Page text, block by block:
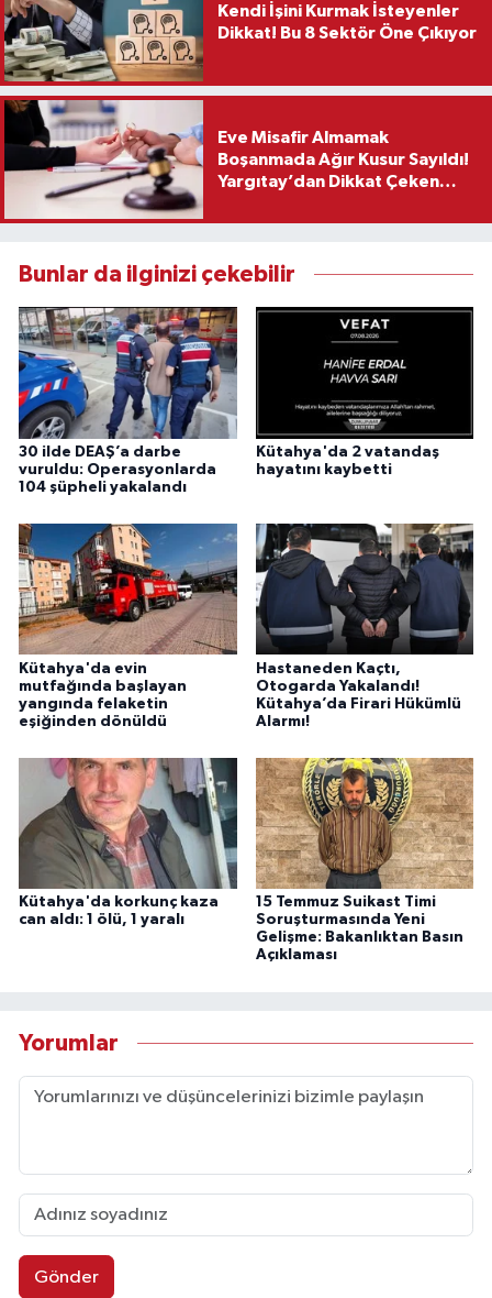
Kendi İşini Kurmak İsteyenler
Dikkat! Bu 8 Sektör Öne Çıkıyor
Eve Misafir Almamak
Boşanmada Ağır Kusur Sayıldı!
Yargıtay’dan Dikkat Çeken
Bunlar da ilginizi çekebilir
30 ilde DEAŞ’a darbe
vuruldu: Operasyonlarda
104 şüpheli yakalandı
Kütahya'da 2 vatandaş
hayatını kaybetti
Kütahya'da evin
mutfağında başlayan
yangında felaketin
eşiğinden dönüldü
Hastaneden Kaçtı,
Otogarda Yakalandı!
Kütahya’da Firari Hükümlü
Alarmı!
Kütahya'da korkunç kaza
can aldı: 1 ölü, 1 yaralı
15 Temmuz Suikast Timi
Soruşturmasında Yeni
Gelişme: Bakanlıktan Basın
Açıklaması
Yorumlar
Gönder